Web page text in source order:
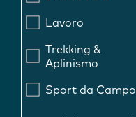
Lavoro
Trekking &
Aplinismo
Sport da Campo